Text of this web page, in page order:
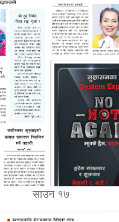
साउन १७